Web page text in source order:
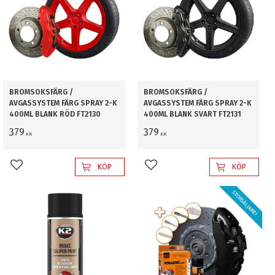
BROMSOKSFÄRG /
AVGASSYSTEM FÄRG SPRAY 2-K
400ML BLANK RÖD FT2130
379 KR
Lägg till i favoriterKÖP
BROMSOKSFÄRG /
AVGASSYSTEM FÄRG SPRAY 2-K
400ML BLANK SVART FT2131
379 KR
Lägg till i favoriterKÖP
STORSÄLJARE!